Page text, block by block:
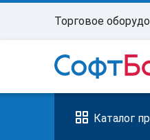
Торговое
Каталог